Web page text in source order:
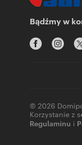
Bądźmy w
© 2026
Korzystanie z
Regulaminu i